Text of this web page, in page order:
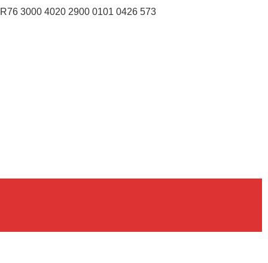
3000 4020 2900 0101 0426 573